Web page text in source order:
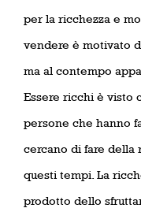
per la ricchezza e
vendere è motivato
ma al contempo
Essere ricchi è visto
persone che hanno
cercano di fare della
questi tempi. La
prodotto dello